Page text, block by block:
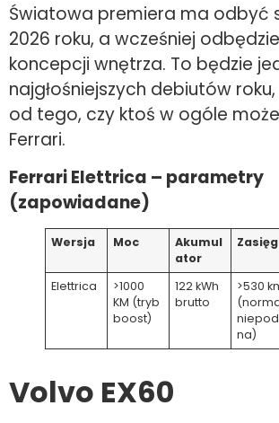
Światowa premiera ma odbyć
2026 roku, a wcześniej
koncepcji wnętrza. To będzie
najgłośniejszych debiutów
od tego, czy ktoś w ogóle
Ferrari.
Ferrari Elettrica – parametry
(zapowiadane)
Wersja Moc
Akumul
ator
Zasięg
Elettrica
>1000
KM (tryb
boost)
122 kWh
brutto
>530
na)
Volvo EX60